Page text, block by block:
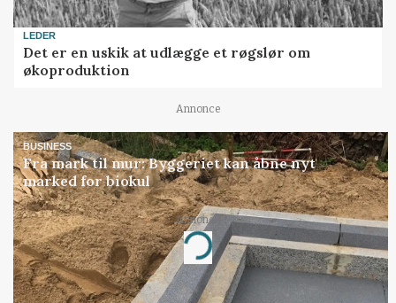
LEDER
Det er en uskik at udlægge et røgslør om
økoproduktion
Annonce
BUSINESS
Fra mark til mur: Byggeriet kan åbne nyt
marked for biokul
Annonce
Loading...